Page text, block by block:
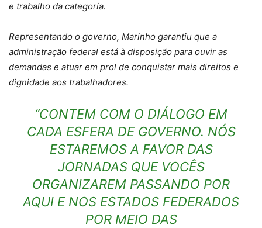
e trabalho da categoria.
Representando o governo, Marinho garantiu que a
administração federal está à disposição para ouvir as
demandas e atuar em prol de conquistar mais direitos e
dignidade aos trabalhadores.
“CONTEM COM O DIÁLOGO EM
CADA ESFERA DE GOVERNO. NÓS
ESTAREMOS A FAVOR DAS
JORNADAS QUE VOCÊS
ORGANIZAREM PASSANDO POR
AQUI E NOS ESTADOS FEDERADOS
POR MEIO DAS